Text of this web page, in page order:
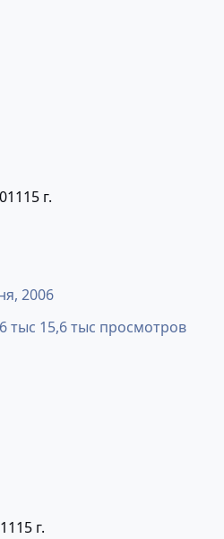
15 г.
2006
15,6 тыс просмотров
15 г.